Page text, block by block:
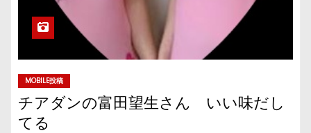
MOBILE投稿
チアダンの富田望生さん いい味だし
てる